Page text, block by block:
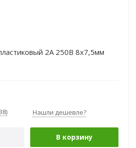
2А 250В 8х7,5мм
Нашли дешевле?
В корзину